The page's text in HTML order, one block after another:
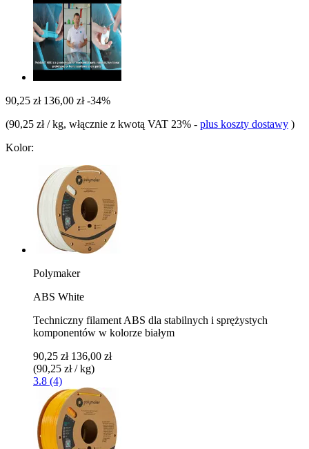
90,25 zł 136,00 zł -34%
(90,25 zł / kg, włącznie z kwotą VAT 23% - plus koszty dostawy )
Kolor:
Polymaker
ABS White
Techniczny filament ABS dla stabilnych i sprężystych
komponentów w kolorze białym
90,25 zł 136,00 zł
(90,25 zł / kg)
3.8 (4)